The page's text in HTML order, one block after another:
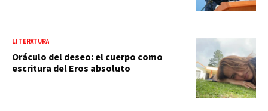
LITERATURA
Oráculo del deseo: el cuerpo como
escritura del Eros absoluto